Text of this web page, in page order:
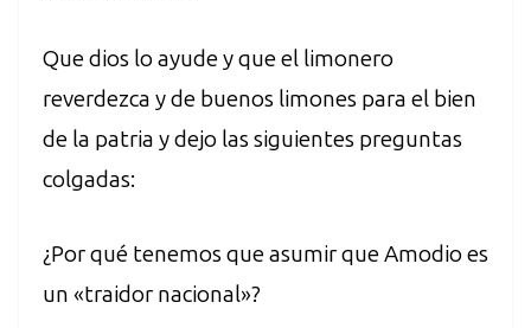
Que dios lo ayude y que el limonero
reverdezca y de buenos limones para el bien
de la patria y dejo las siguientes preguntas
colgadas:
¿Por qué tenemos que asumir que Amodio es
un «traidor nacional»?